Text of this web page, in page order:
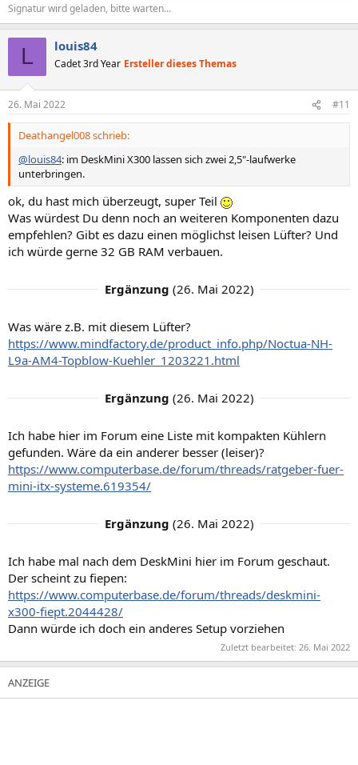
Signatur wird geladen, bitte warten...
L louis84
Cadet 3rd Year Ersteller dieses Themas
26. Mai 2022 #11
Deathangel008 schrieb:
@louis84: im DeskMini X300 lassen sich zwei 2,5"-laufwerke
unterbringen.
ok, du hast mich überzeugt, super Teil
Was würdest Du denn noch an weiteren Komponenten dazu
empfehlen? Gibt es dazu einen möglichst leisen Lüfter? Und
ich würde gerne 32 GB RAM verbauen.
Ergänzung (26. Mai 2022)
Was wäre z.B. mit diesem Lüfter?
https://www.mindfactory.de/product_info.php/Noctua-NH-
L9a-AM4-Topblow-Kuehler_1203221.html
Ergänzung (26. Mai 2022)
Ich habe hier im Forum eine Liste mit kompakten Kühlern
gefunden. Wäre da ein anderer besser (leiser)?
https://www.computerbase.de/forum/threads/ratgeber-fuer-
mini-itx-systeme.619354/
Ergänzung (26. Mai 2022)
Ich habe mal nach dem DeskMini hier im Forum geschaut.
Der scheint zu fiepen:
https://www.computerbase.de/forum/threads/deskmini-
x300-fiept.2044428/
Dann würde ich doch ein anderes Setup vorziehen
Zuletzt bearbeitet: 26. Mai 2022